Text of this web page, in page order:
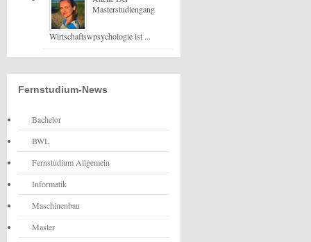
Masterstudiengang
Wirtschaftswpsychologie ist ...
Fernstudium-News
Bachelor
BWL
Fernstudium Allgemein
Informatik
Maschinenbau
Master